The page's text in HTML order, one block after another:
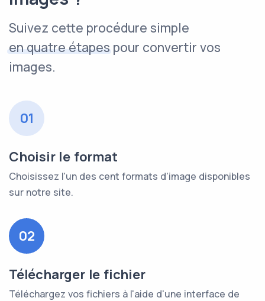
Suivez cette procédure simple
en quatre étapespour convertir vos
images.
01
Choisir le format
Choisissez l'un des cent formats d'image disponibles
sur notre site.
02
Télécharger le fichier
Téléchargez vos fichiers à l'aide d'une interface de